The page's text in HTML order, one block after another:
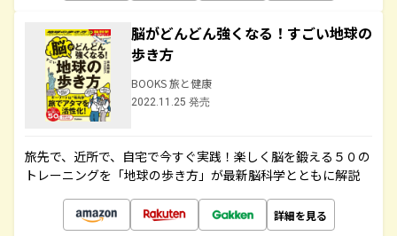
脳がどんどん強くなる！すごい地球の
歩き方
BOOKS 旅と健康
2022.11.25 発売
旅先で、近所で、自宅で今すぐ実践！楽しく脳を鍛える５０の
トレーニングを「地球の歩き方」が最新脳科学とともに解説
詳細を見る